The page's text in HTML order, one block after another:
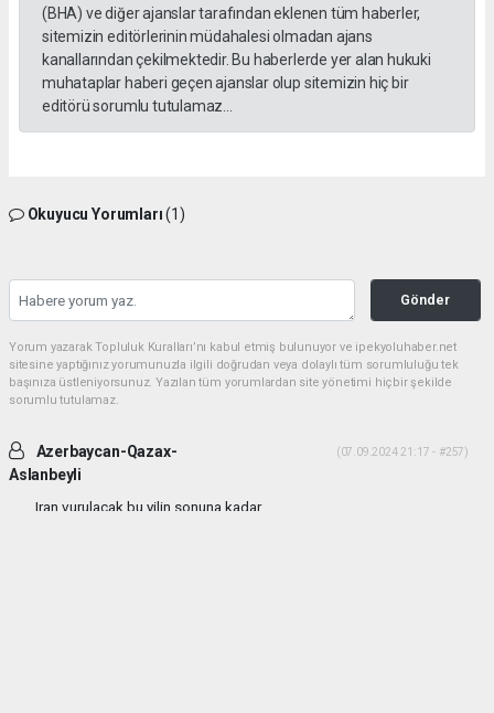
(BHA) ve diğer ajanslar tarafından eklenen tüm haberler,
sitemizin editörlerinin müdahalesi olmadan ajans
kanallarından çekilmektedir. Bu haberlerde yer alan hukuki
muhataplar haberi geçen ajanslar olup sitemizin hiç bir
editörü sorumlu tutulamaz...
Okuyucu Yorumları(1)
Gönder
Yorum yazarak Topluluk Kuralları’nı kabul etmiş bulunuyor ve ipekyoluhaber.net
sitesine yaptığınız yorumunuzla ilgili doğrudan veya dolaylı tüm sorumluluğu tek
başınıza üstleniyorsunuz. Yazılan tüm yorumlardan site yönetimi hiçbir şekilde
sorumlu tutulamaz.
Azerbaycan-Qazax-
Aslanbeyli
(07.09.2024 21:17 - #257)
Iran vurulacak bu yilin sonuna kadar...